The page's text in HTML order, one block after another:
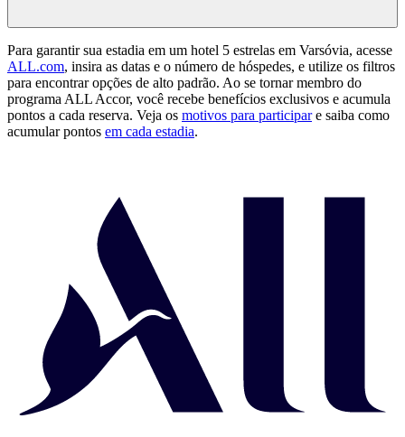
Para garantir sua estadia em um hotel 5 estrelas em Varsóvia, acesse
ALL.com, insira as datas e o número de hóspedes, e utilize os filtros
para encontrar opções de alto padrão. Ao se tornar membro do
programa ALL Accor, você recebe benefícios exclusivos e acumula
pontos a cada reserva. Veja os motivos para participare saiba como
acumular pontos em cada estadia.